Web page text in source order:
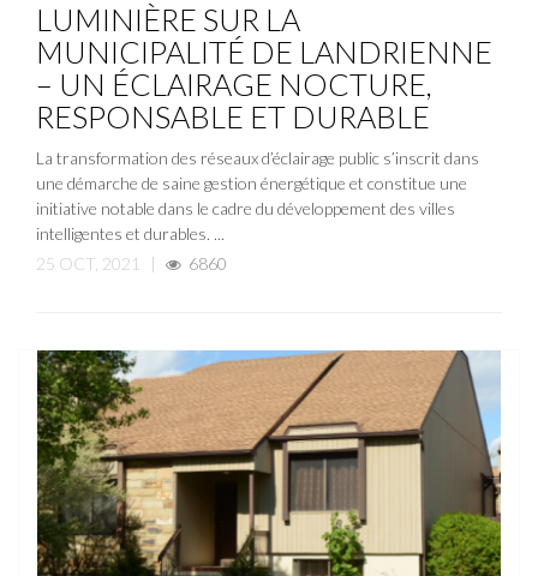
LUMINIÈRE SUR LA
MUNICIPALITÉ DE LANDRIENNE
– UN ÉCLAIRAGE NOCTURE,
RESPONSABLE ET DURABLE
La transformation des réseaux d’éclairage public s’inscrit dans
une démarche de saine gestion énergétique et constitue une
initiative notable dans le cadre du développement des villes
intelligentes et durables. ...
25 OCT, 2021
| 6860